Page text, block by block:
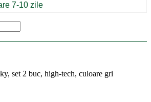
7-10 zile
set 2 buc, high-tech, culoare gri